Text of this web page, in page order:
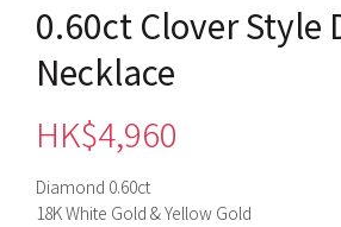
0.60ct Clover Style
Necklace
HK$4,960
Diamond 0.60ct
18K White Gold & Yellow Gold